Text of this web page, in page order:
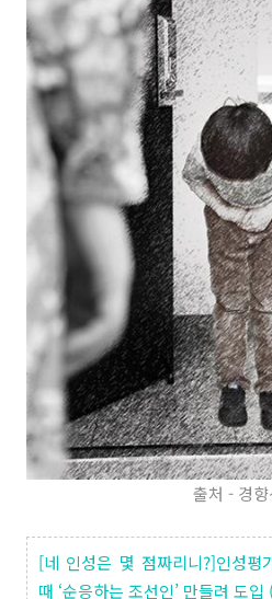
출처 - 경
[네 인성은 몇 점짜리니?]인성
때 ‘순응하는 조선인’ 만들려 도